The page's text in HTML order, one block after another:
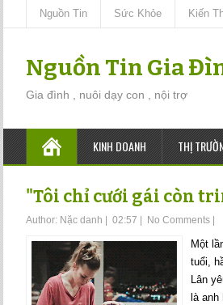
Nguồn Tin Sức Khỏe Kiến
Nguồn Tin Gia
Gia đình , nuôi dạy con , nội trợ
KINH DOANH THỊ
"Tôi chỉ cưới gái còn
Author: Nặc danh 02:57 No Comments
Một
tuổi,
Lân
là